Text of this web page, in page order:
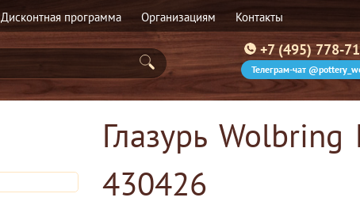
Дисконтная программа Организациям Контакты
+7 (495) 778-
Телеграм-чат
Глазурь
430426